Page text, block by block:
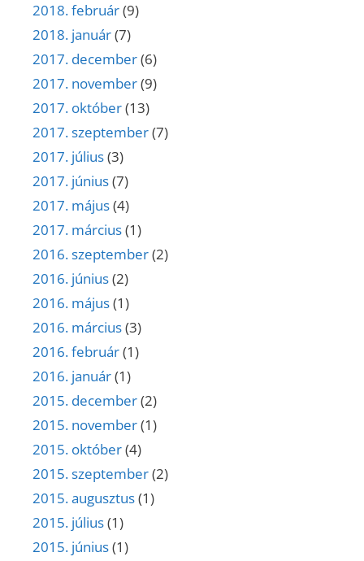
2018. február(9)
2018. január(7)
2017. december(6)
2017. november(9)
2017. október(13)
2017. szeptember(7)
2017. július(3)
2017. június(7)
2017. május(4)
2017. március(1)
2016. szeptember(2)
2016. június(2)
2016. május(1)
2016. március(3)
2016. február(1)
2016. január(1)
2015. december(2)
2015. november(1)
2015. október(4)
2015. szeptember(2)
2015. augusztus(1)
2015. július(1)
2015. június(1)